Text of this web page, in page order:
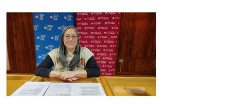
Municipal
celebra
sus
90
años
con
un
Conversatorio